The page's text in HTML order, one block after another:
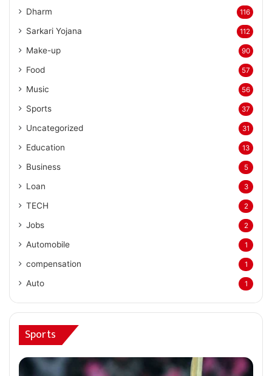
Dharm 116
Sarkari Yojana 112
Make-up 90
Food 57
Music 56
Sports 37
Uncategorized 31
Education 13
Business 5
Loan 3
TECH 2
Jobs 2
Automobile 1
compensation 1
Auto 1
Sports